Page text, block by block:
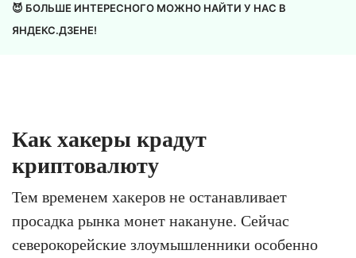
😈 БОЛЬШЕ ИНТЕРЕСНОГО МОЖНО НАЙТИ У НАС В
ЯНДЕКС.ДЗЕНЕ!
Как хакеры крадут
криптовалюту
Тем временем хакеров не останавливает
просадка рынка монет накануне. Сейчас
северокорейские злоумышленники особенно